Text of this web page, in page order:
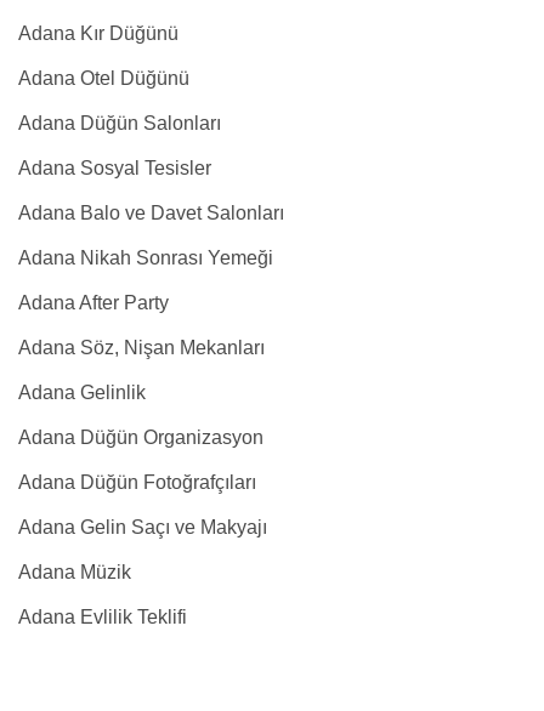
Adana Kır Düğünü
Adana Otel Düğünü
Adana Düğün Salonları
Adana Sosyal Tesisler
Adana Balo ve Davet Salonları
Adana Nikah Sonrası Yemeği
Adana After Party
Adana Söz, Nişan Mekanları
Adana Gelinlik
Adana Düğün Organizasyon
Adana Düğün Fotoğrafçıları
Adana Gelin Saçı ve Makyajı
Adana Müzik
Adana Evlilik Teklifi